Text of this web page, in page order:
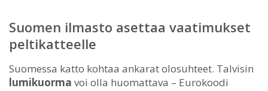
Suomen ilmasto asettaa vaatimukset
peltikatteelle
Suomessa katto kohtaa ankarat olosuhteet. Talvisin
lumikuorma voi olla huomattava – Eurokoodi